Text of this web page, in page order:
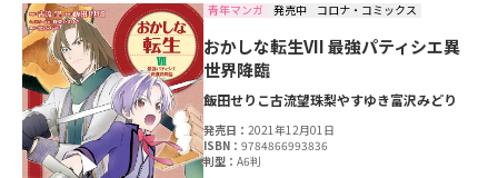
青年マンガ 発売中 コロナ・コミックス
おかしな転生VII 最強パティシエ異
世界降臨
飯田せりこ古流望珠梨やすゆき富沢みどり
発売日：2021年12月01日
ISBN：9784866993836
判型：A6判